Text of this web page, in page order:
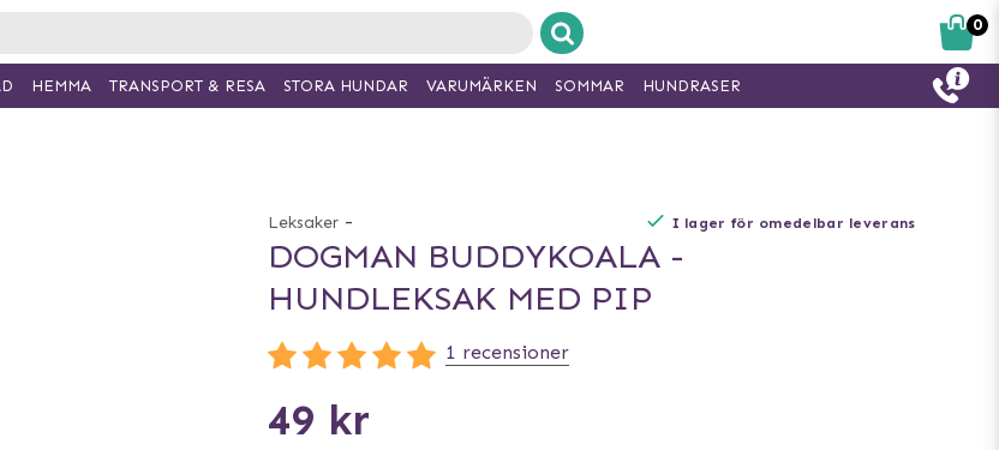
Leksaker - I lager för omedelbar leverans
DOGMAN BUDDYKOALA -
HUNDLEKSAK MED PIP
1 recensioner
49 kr
0
HEMMA TRANSPORT & RESA STORA HUNDAR VARUMÄRKEN SOMMAR HUNDRASER